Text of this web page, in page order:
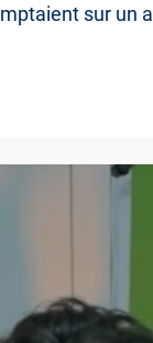
sur un